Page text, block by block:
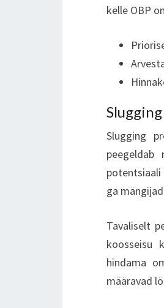
kelle OBP
Slugging
peegeldab
potentsiaali
ga
Tavaliselt
koosseisu
hindama
määravad